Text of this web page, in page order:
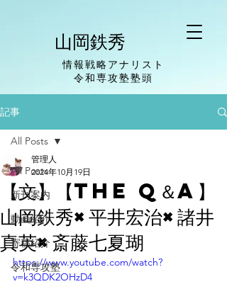
山岡鉄秀
情報戦略アナリスト
​令和専攻塾塾頭
記事
All Posts
新刊案内
動画紹介
寄稿紹介
令和専攻塾
All Posts
【文】【The Q＆A】
山岡鉄秀×平井宏治×諸井
真英×斎藤七夏瑚
管理人
2024年10月19日
https://www.youtube.com/watch?
v=k3QDK2OHzD4